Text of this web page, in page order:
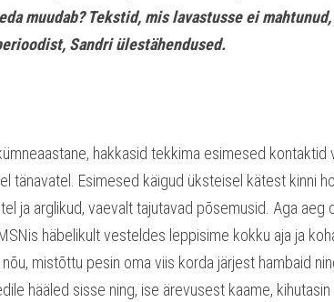
muudab? Tekstid, mis lavastusse ei
Sandri ülestähendused.
hakkasid tekkima esimesed
tänavatel. Esimesed käigud üksteisel kätest kinni
ja arglikud, vaevalt tajutavad põsemusid. Aga aeg
häbelikult vesteldes leppisime kokku aja ja
mistõttu pesin oma viis korda järjest hambaid
hääled sisse ning, ise ärevusest kaame, kihutasin